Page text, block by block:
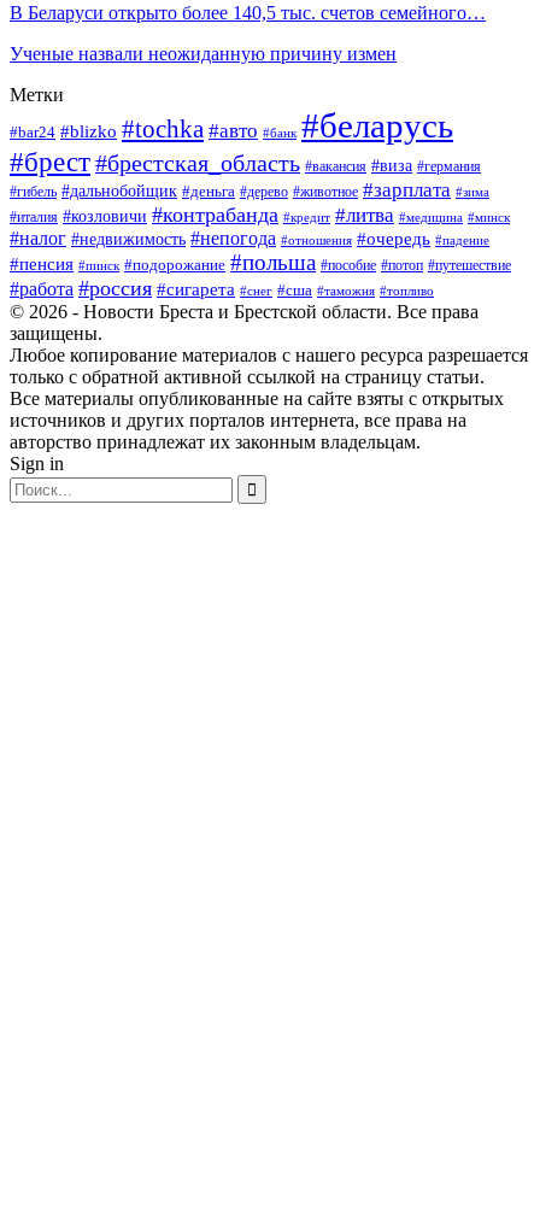
В Беларуси открыто более 140,5 тыс. счетов семейного…
Ученые назвали неожиданную причину измен
Метки
#bar24 #blizko #tochka #авто #банк #беларусь
#брест#брестская_область #вакансия #виза #германия
#гибель #дальнобойщик #деньга #дерево #животное #зарплата #зима
#италия #козловичи #контрабанда #кредит #литва #медицина #минск
#налог #недвижимость #непогода #отношения #очередь #падение
#пенсия #пинск #подорожание #польша #пособие #потоп #путешествие
#работа #россия #сигарета #снег #сша #таможня #топливо
© 2026 - Новости Бреста и Брестской области. Все права
защищены.
Любое копирование материалов с нашего ресурса разрешается
только с обратной активной ссылкой на страницу статьи.
Все материалы опубликованные на сайте взяты с открытых
источников и других порталов интернета, все права на
авторство принадлежат их законным владельцам.
Sign in